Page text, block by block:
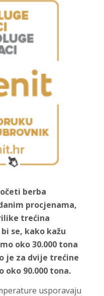
berba
procjenama,
trećina
se, kako kažu
oko 30.000 tona
je za dvije trećine
oko 90.000 tona.
usporavaju